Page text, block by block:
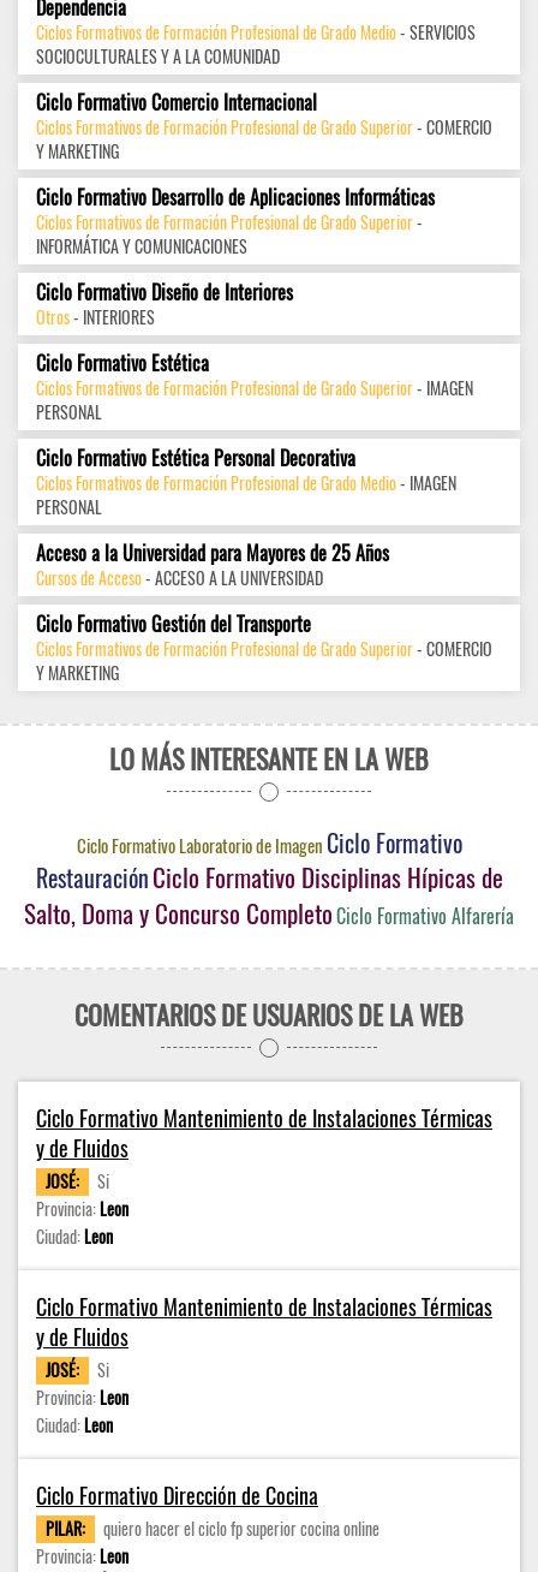
Dependencia
Ciclos Formativos de Formación Profesional de Grado Medio- SERVICIOS
SOCIOCULTURALES Y A LA COMUNIDAD
Ciclo Formativo Comercio Internacional
Ciclos Formativos de Formación Profesional de Grado Superior- COMERCIO
Y MARKETING
Ciclo Formativo Desarrollo de Aplicaciones Informáticas
Ciclos Formativos de Formación Profesional de Grado Superior-
INFORMÁTICA Y COMUNICACIONES
Ciclo Formativo Diseño de Interiores
Otros- INTERIORES
Ciclo Formativo Estética
Ciclos Formativos de Formación Profesional de Grado Superior- IMAGEN
PERSONAL
Ciclo Formativo Estética Personal Decorativa
Ciclos Formativos de Formación Profesional de Grado Medio- IMAGEN
PERSONAL
Acceso a la Universidad para Mayores de 25 Años
Cursos de Acceso- ACCESO A LA UNIVERSIDAD
Ciclo Formativo Gestión del Transporte
Ciclos Formativos de Formación Profesional de Grado Superior- COMERCIO
Y MARKETING
LO MÁS INTERESANTE EN LA WEB
Ciclo Formativo Laboratorio de Imagen Ciclo Formativo
RestauraciónCiclo Formativo Disciplinas Hípicas de
Salto, Doma y Concurso CompletoCiclo Formativo Alfarería
COMENTARIOS DE USUARIOS DE LA WEB
Ciclo Formativo Mantenimiento de Instalaciones Térmicas
y de Fluidos
JOSÉ:
Si
Provincia:Leon
Ciudad:Leon
Ciclo Formativo Mantenimiento de Instalaciones Térmicas
y de Fluidos
JOSÉ:
Si
Provincia:Leon
Ciudad:Leon
Ciclo Formativo Dirección de Cocina
PILAR:
quiero hacer el ciclo fp superior cocina online
Provincia:Leon